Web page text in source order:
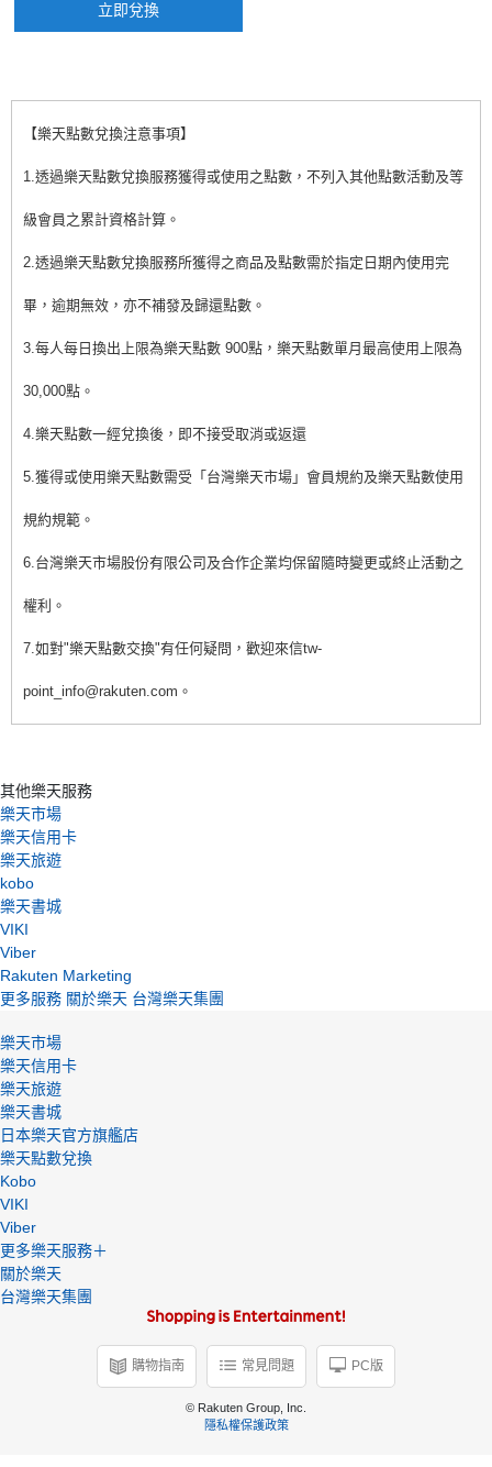
立即兌換
【樂天點數兌換注意事項】
1.透過樂天點數兌換服務獲得或使用之點數，不列入其他點數活動及等
級會員之累計資格計算。
2.透過樂天點數兌換服務所獲得之商品及點數需於指定日期內使用完
畢，逾期無效，亦不補發及歸還點數。
3.每人每日換出上限為樂天點數 900點，樂天點數單月最高使用上限為
30,000點。
4.樂天點數一經兌換後，即不接受取消或返還
5.獲得或使用樂天點數需受「台灣樂天市場」會員規約及樂天點數使用
規約規範。
6.台灣樂天市場股份有限公司及合作企業均保留隨時變更或終止活動之
權利。
7.如對"樂天點數交換"有任何疑問，歡迎來信tw-
point_info@rakuten.com。
其他樂天服務
樂天市場
樂天信用卡
樂天旅遊
kobo
樂天書城
VIKI
Viber
Rakuten Marketing
更多服務 關於樂天 台灣樂天集團
樂天市場
樂天信用卡
樂天旅遊
樂天書城
日本樂天官方旗艦店
樂天點數兌換
Kobo
VIKI
Viber
更多樂天服務＋
關於樂天
台灣樂天集團
購物指南 常見問題 PC版
© Rakuten Group, Inc.
隱私權保護政策